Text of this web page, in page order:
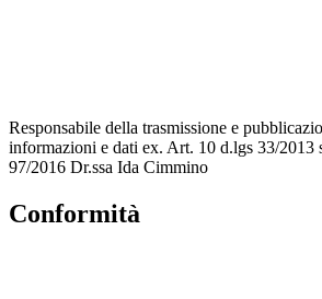
Responsabile della trasmissione e
informazioni e dati ex. Art. 10 d.lgs 33/2013
97/2016 Dr.ssa Ida Cimmino
Conformità